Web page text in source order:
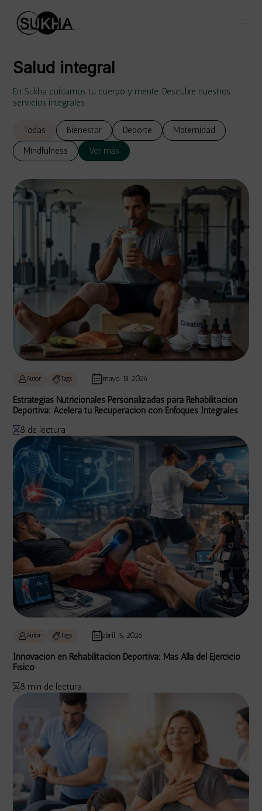
Salud integral
En Sukha cuidamos tu cuerpo y mente. Descubre nuestros
servicios integrales.
Todas Bienestar Deporte
Maternidad
Mindfulness
Ver más
Autor Tags mayo 13, 2026
Estrategias Nutricionales Personalizadas para Rehabilitación
Deportiva: Acelera tu Recuperación con Enfoques Integrales
8 de lectura
Autor Tags abril 15, 2026
Innovación en Rehabilitación Deportiva: Más Allá del Ejercicio
Físico
8 min de lectura